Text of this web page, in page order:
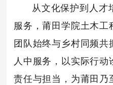
从文化保护到人才
服务，莆田学院土木
团队始终与乡村同频
人中服务，以实际行
责任与担当，为莆田乃